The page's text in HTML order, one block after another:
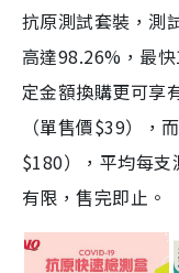
抗原測試套裝，測
高達98.26%，最
定金額換購更可享
（單售價$39），
$180），平均每
有限，售完即止。